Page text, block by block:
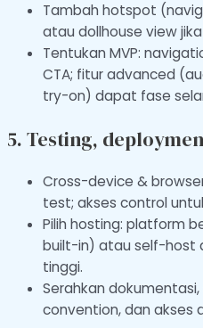
Tambah hotspot
atau dollhouse view
Tentukan MVP:
CTA; fitur advanced
try-on) dapat fase
5. Testing,
Cross-device &
test; akses control
Pilih hosting: platform
built-in) atau self-host
tinggi.
Serahkan
convention, dan akses